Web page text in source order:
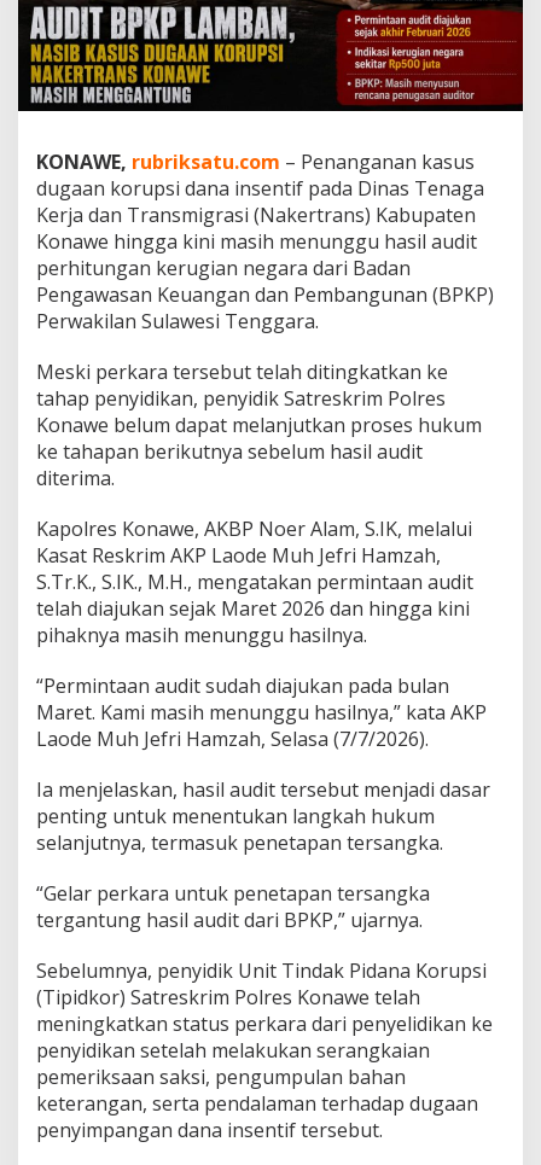
e
l
u
a
e
n
e
t
a
p
a
n
r
s
a
n
K
a
s
u
s
N
k
e
r
t
a
n
s
o
n
a
e
T
e
r
t
u
n
d
a
KONAWE, rubriksatu.com – Penanganan kasus
dugaan korupsi dana insentif pada Dinas Tenaga
Kerja dan Transmigrasi (Nakertrans) Kabupaten
Konawe hingga kini masih menunggu hasil audit
perhitungan kerugian negara dari Badan
Pengawasan Keuangan dan Pembangunan (BPKP)
Perwakilan Sulawesi Tenggara.
Meski perkara tersebut telah ditingkatkan ke
tahap penyidikan, penyidik Satreskrim Polres
Konawe belum dapat melanjutkan proses hukum
ke tahapan berikutnya sebelum hasil audit
diterima.
Kapolres Konawe, AKBP Noer Alam, S.IK, melalui
Kasat Reskrim AKP Laode Muh Jefri Hamzah,
S.Tr.K., S.IK., M.H., mengatakan permintaan audit
telah diajukan sejak Maret 2026 dan hingga kini
pihaknya masih menunggu hasilnya.
“Permintaan audit sudah diajukan pada bulan
Maret. Kami masih menunggu hasilnya,” kata AKP
Laode Muh Jefri Hamzah, Selasa (7/7/2026).
Ia menjelaskan, hasil audit tersebut menjadi dasar
penting untuk menentukan langkah hukum
selanjutnya, termasuk penetapan tersangka.
“Gelar perkara untuk penetapan tersangka
tergantung hasil audit dari BPKP,” ujarnya.
Sebelumnya, penyidik Unit Tindak Pidana Korupsi
(Tipidkor) Satreskrim Polres Konawe telah
meningkatkan status perkara dari penyelidikan ke
penyidikan setelah melakukan serangkaian
pemeriksaan saksi, pengumpulan bahan
keterangan, serta pendalaman terhadap dugaan
penyimpangan dana insentif tersebut.